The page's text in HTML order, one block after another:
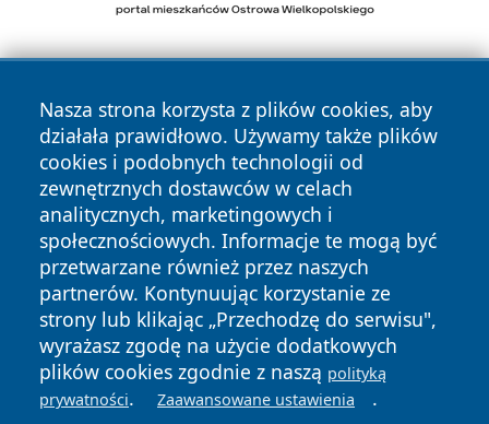
Nasza strona korzysta z plików cookies, aby
działała prawidłowo. Używamy także plików
cookies i podobnych technologii od
zewnętrznych dostawców w celach
analitycznych, marketingowych i
społecznościowych. Informacje te mogą być
przetwarzane również przez naszych
partnerów. Kontynuując korzystanie ze
strony lub klikając „Przechodzę do serwisu",
wyrażasz zgodę na użycie dodatkowych
plików cookies zgodnie z naszą polityką
prywatności. Zaawansowane ustawienia .
Copyright © 2026 raciborski24.pl Wszystkie prawa
zastrzeżone.
News Autorzy
Polityka
Prywatności
Polityka
Cookies